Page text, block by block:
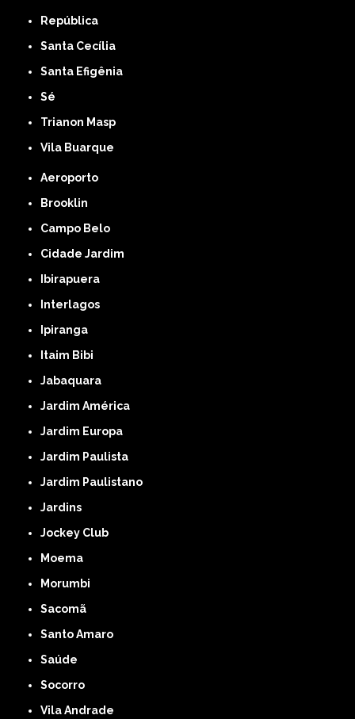
República
Santa Cecília
Santa Efigênia
Sé
Trianon Masp
Vila Buarque
Aeroporto
Brooklin
Campo Belo
Cidade Jardim
Ibirapuera
Interlagos
Ipiranga
Itaim Bibi
Jabaquara
Jardim América
Jardim Europa
Jardim Paulista
Jardim Paulistano
Jardins
Jockey Club
Moema
Morumbi
Sacomã
Santo Amaro
Saúde
Socorro
Vila Andrade